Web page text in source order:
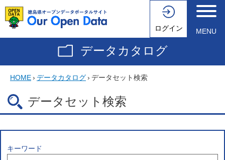
ログイン MENU
データカタログ
HOME› データカタログ› データセット検索
データセット検索
キーワード